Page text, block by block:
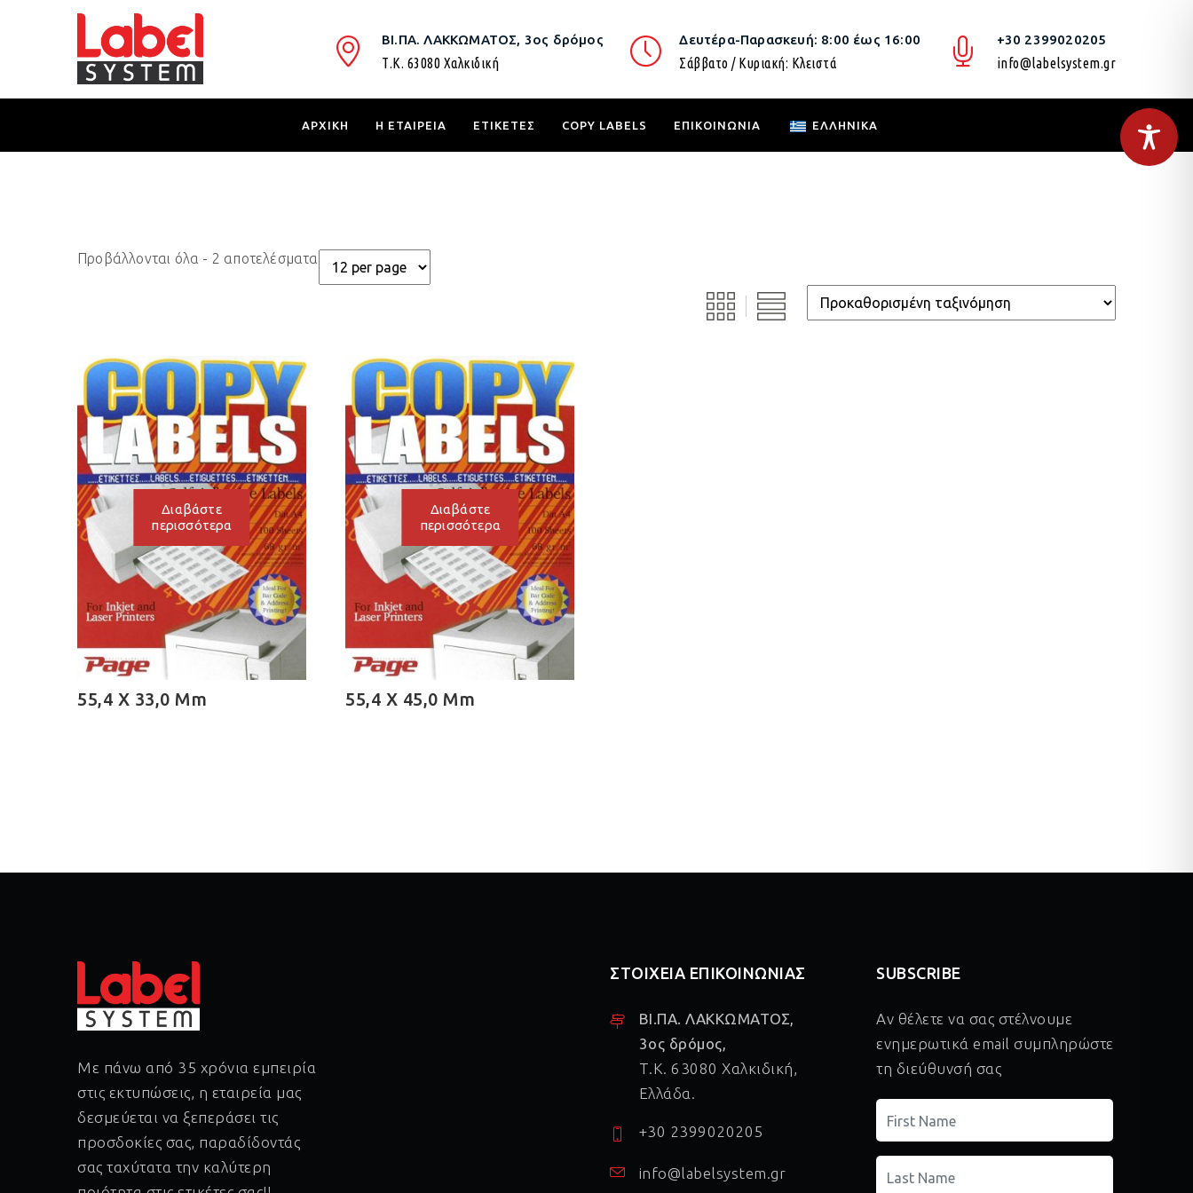
ΒΙ.ΠΑ. ΛΑΚΚΩΜΑΤΟΣ, 3ος δρόμος
Τ.Κ. 63080 Χαλκιδική
Δευτέρα-Παρασκευή: 8:00 έως 16:00
Σάββατο / Κυριακή: Κλειστά
+30 2399020205
info@labelsystem.gr
ΑΡΧΙΚΗ Η ΕΤΑΙΡΕΙΑ ΕΤΙΚΕΤΕΣ COPY LABELS ΕΠΙΚΟΙΝΩΝΙΑ ΕΛΛΗΝΙΚΆ
Προβάλλονται όλα - 2 αποτελέσματα
Διαβάστε
περισσότερα
55,4 X 33,0 Mm
Διαβάστε
περισσότερα
55,4 X 45,0 Mm
Με πάνω από 35 χρόνια εμπειρία
στις εκτυπώσεις, η εταιρεία μας
δεσμεύεται να ξεπεράσει τις
προσδοκίες σας, παραδίδοντάς
σας ταχύτατα την καλύτερη
ΣΤΟΙΧΕΙΑ ΕΠΙΚΟΙΝΩΝΙΑΣ
ΒΙ.ΠΑ. ΛΑΚΚΩΜΑΤΟΣ,
3ος δρόμος,
Τ.Κ. 63080 Χαλκιδική,
Ελλάδα.
+30 2399020205
info@labelsystem.gr
SUBSCRIBE
Αν θέλετε να σας στέλνουμε
ενημερωτικά email συμπληρώστε
τη διεύθυνσή σας